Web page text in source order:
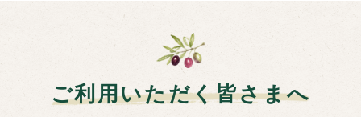
ご利用いただく皆さまへ